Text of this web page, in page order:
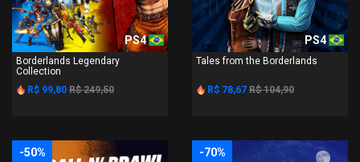
PS4
Borderlands Legendary
Collection
R$ 99,80 R$ 249,50
PS4
Tales from the Borderlands
R$ 78,67 R$ 104,90
-50% -70%